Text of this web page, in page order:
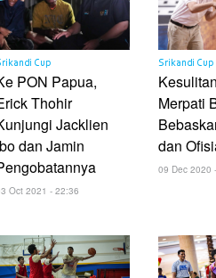
Cup
PON Papua,
Thohir
Jacklien
dan Jamin
Oct 2021 - 22:36
Srikandi Cup
Merpati
dan
09 Dec 2020